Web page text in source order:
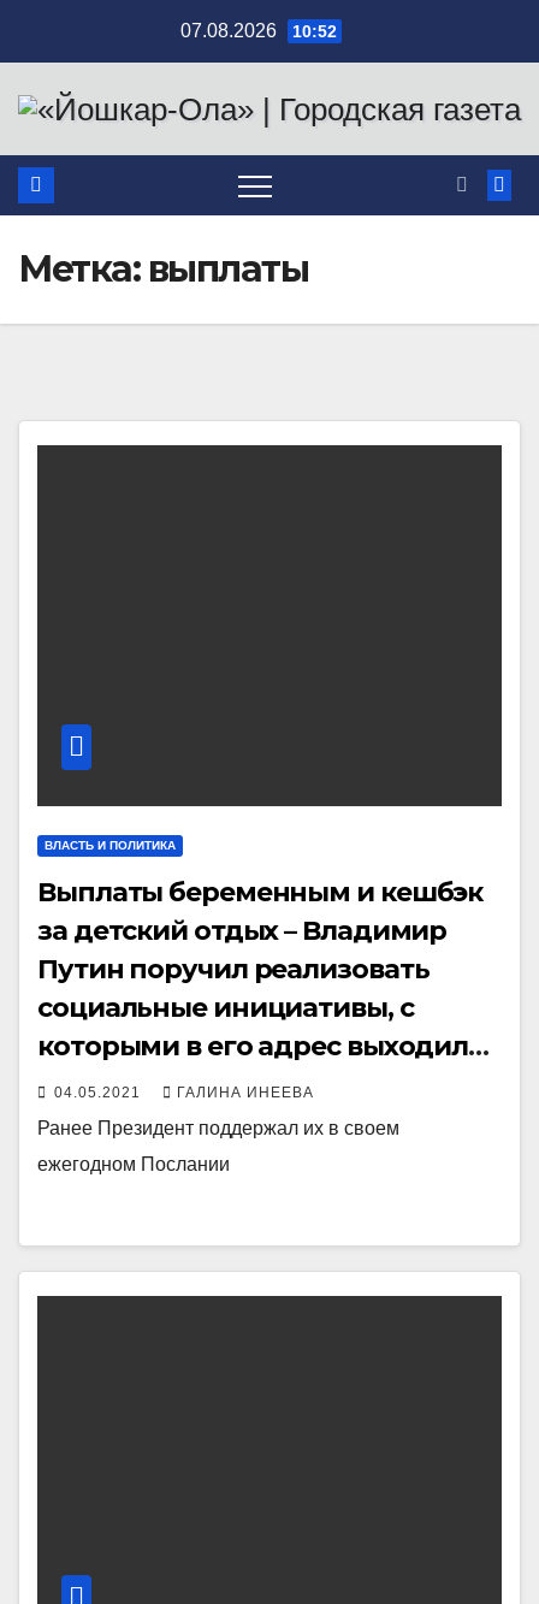
содержимому
07.08.2026 10:52
Метка: выплаты
ВЛАСТЬ И ПОЛИТИКА
Выплаты беременным и кешбэк
за детский отдых – Владимир
Путин поручил реализовать
социальные инициативы, с
которыми в его адрес выходила
«Единая Россия»
04.05.2021 ГАЛИНА ИНЕЕВА
Ранее Президент поддержал их в своем
ежегодном Послании